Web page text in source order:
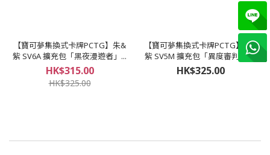
【寶可夢集換式卡牌PCTG】朱&
紫 SV6A 擴充包「黑夜漫遊者」...
HK$315.00
HK$325.00
【寶可夢集換式卡牌PCTG】朱&
紫 SV5M 擴充包「異度審判」 (...
HK$325.00